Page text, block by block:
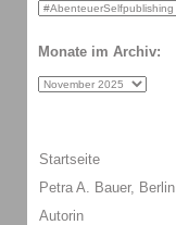
Monate im Archiv:
Startseite
Petra A. Bauer, Berlin
Autorin